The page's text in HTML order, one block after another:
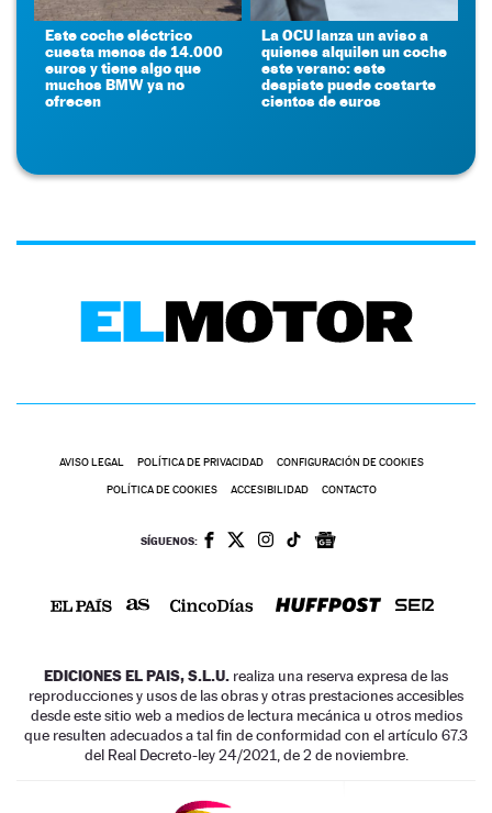
Este coche eléctrico
cuesta menos de 14.000
euros y tiene algo que
muchos BMW ya no
ofrecen
La OCU lanza un aviso a
quienes alquilen un coche
este verano: este
despiste puede costarte
cientos de euros
AVISO LEGAL POLÍTICA DE PRIVACIDAD CONFIGURACIÓN DE COOKIES
POLÍTICA DE COOKIES ACCESIBILIDAD CONTACTO
SÍGUENOS:
EDICIONES EL PAIS, S.L.U. realiza una reserva expresa de las
reproducciones y usos de las obras y otras prestaciones accesibles
desde este sitio web a medios de lectura mecánica u otros medios
que resulten adecuados a tal fin de conformidad con el artículo 67.3
del Real Decreto-ley 24/2021, de 2 de noviembre.